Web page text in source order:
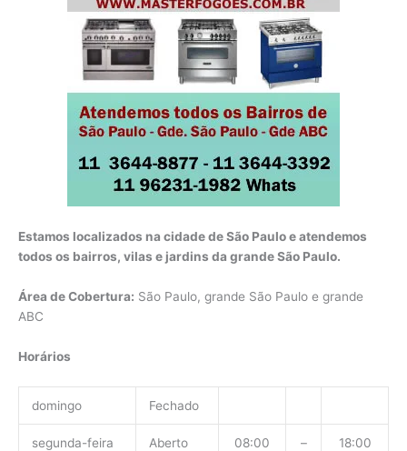
Estamos localizados na cidade de São Paulo e atendemos
todos os bairros, vilas e jardins da grande São Paulo.
Área de Cobertura: São Paulo, grande São Paulo e grande
ABC
Horários
domingo Fechado
segunda-feira Aberto 08:00 – 18:00